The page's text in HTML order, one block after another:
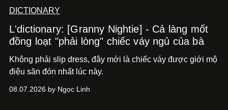
DICTIONARY
L'dictionary: [Granny Nightie] - Cả làng mốt
đồng loạt "phải lòng" chiếc váy ngủ của bà
Không phải slip dress, đây mới là chiếc váy được giới mộ
điệu săn đón nhất lúc này.
08.07.2026 by Ngọc Linh